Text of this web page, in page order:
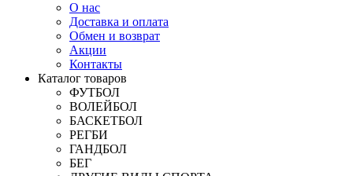
О нас
Доставка и оплата
Обмен и возврат
Акции
Контакты
Каталог товаров
ФУТБОЛ
ВОЛЕЙБОЛ
БАСКЕТБОЛ
РЕГБИ
ГАНДБОЛ
БЕГ